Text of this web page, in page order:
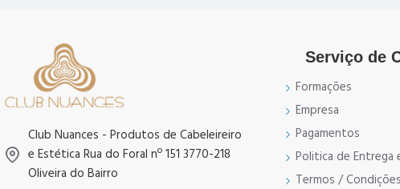
Club Nuances - Produtos de Cabeleireiro
e Estética Rua do Foral nº 151 3770-218
Oliveira do Bairro
Serviço de
Formações
Empresa
Pagamentos
Politica de Entrega
Termos /